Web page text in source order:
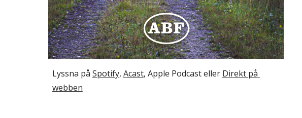
Lyssna på Spotify, Acast, Apple Podcast eller Direkt på
webben